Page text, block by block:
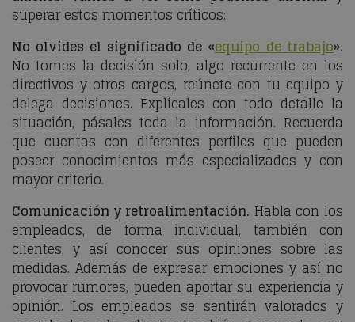
superar estos momentos críticos:
No olvides el significado de «equipo de trabajo».
No tomes la decisión solo, algo recurrente en los
directivos y otros cargos, reúnete con tu equipo y
delega decisiones. Explícales con todo detalle la
situación, pásales toda la información. Recuerda
que cuentas con diferentes perfiles que pueden
poseer conocimientos más especializados y con
mayor criterio.
Comunicación y retroalimentación. Habla con los
empleados, de forma individual, también con
clientes, y así conocer sus opiniones sobre las
medidas. Además de expresar emociones y así no
provocar rumores, pueden aportar su experiencia y
opinión. Los empleados se sentirán valorados y